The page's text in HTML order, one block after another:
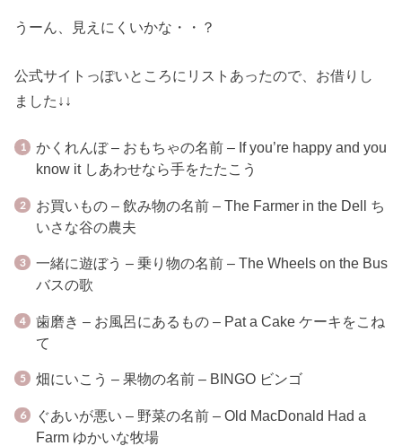
うーん、見えにくいかな・・？
公式サイトっぽいところにリストあったので、お借りし
ました↓↓
かくれんぼ – おもちゃの名前 – If you’re happy and you
know it しあわせなら手をたたこう
お買いもの – 飲み物の名前 – The Farmer in the Dell ち
いさな谷の農夫
一緒に遊ぼう – 乗り物の名前 – The Wheels on the Bus
バスの歌
歯磨き – お風呂にあるもの – Pat a Cake ケーキをこね
て
畑にいこう – 果物の名前 – BINGO ビンゴ
ぐあいが悪い – 野菜の名前 – Old MacDonald Had a
Farm ゆかいな牧場